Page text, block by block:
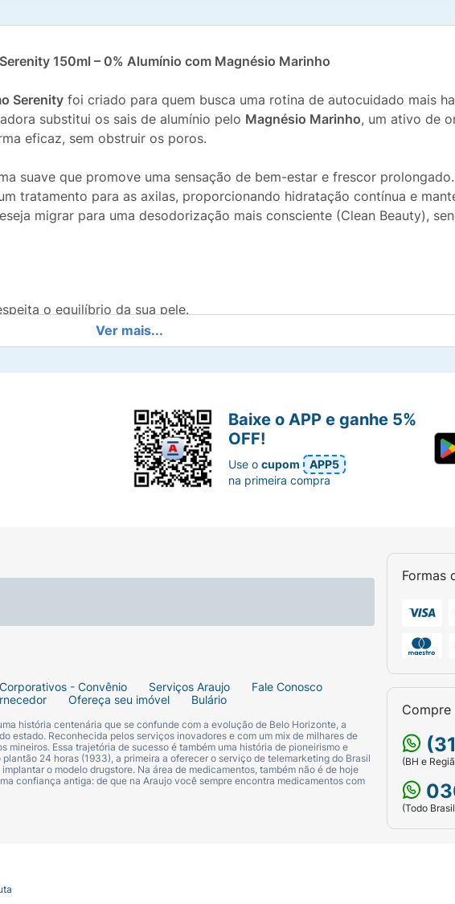
150ml – 0% Alumínio com Magnésio Marinho
Serenity foi criado para quem busca uma rotina de autocuidado mais
substitui os sais de alumínio pelo Magnésio Marinho, um ativo de
eficaz, sem obstruir os poros.
suave que promove uma sensação de bem-estar e frescor
tratamento para as axilas, proporcionando hidratação contínua e
migrar para uma desodorização mais consciente (Clean Beauty),
o equilíbrio da sua pele.
do suor e controle total do odor.
resíduos pegajosos nas axilas.
artificiais.
da axila.
para evitar manchas nas roupas.
Ver mais...
- Convênio Serviços Araujo
Fale Conosco
Ofereça seu imóvel Bulário
história centenária que se confunde com a evolução de Belo Horizonte, a
estado. Reconhecida pelos serviços inovadores e com um mix de milhares de
Essa trajetória de sucesso é também uma história de pioneirismo e
24 horas (1933), a primeira a oferecer o serviço de telemarketing do Brasil
o modelo drugstore. Na área de medicamentos, também não é de hoje
confiança antiga: de que na Araujo você sempre encontra medicamentos com
Formas
Compre
(BH e
(Todo
Baixe o APP e ganhe 5%
OFF!
Use ocupom
APP5
na primeira compra